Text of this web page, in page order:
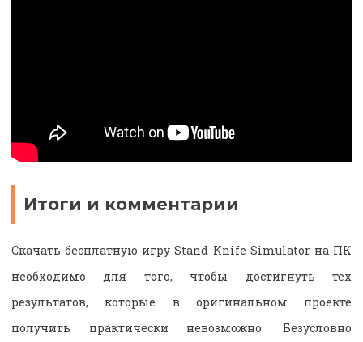
Итоги и комментарии
Скачать бесплатную игру Stand Knife Simulator на ПК
необходимо для того, чтобы достигнуть тех
результатов, которые в оригинальном проекте
получить практически невозможно. Безусловно